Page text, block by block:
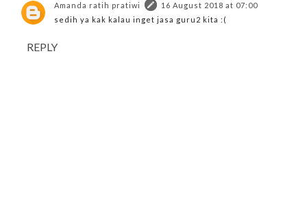
Amanda ratih pratiwi
16 August 2018 at 07:00
sedih ya kak kalau inget jasa guru2 kita :(
REPLY